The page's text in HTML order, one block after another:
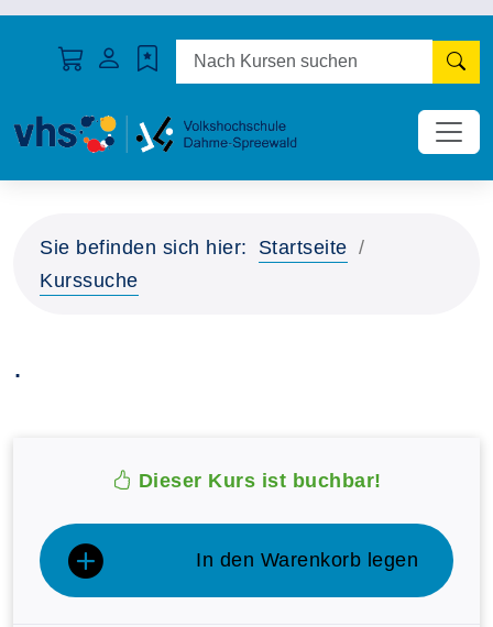
Sie befinden sich hier:
Startseite
Kurssuche
.
Dieser Kurs ist buchbar!
In den Warenkorb legen